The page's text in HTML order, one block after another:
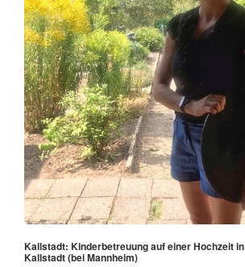
Kallstadt: Kinderbetreuung auf einer Hochzeit in
Kallstadt (bei Mannheim)